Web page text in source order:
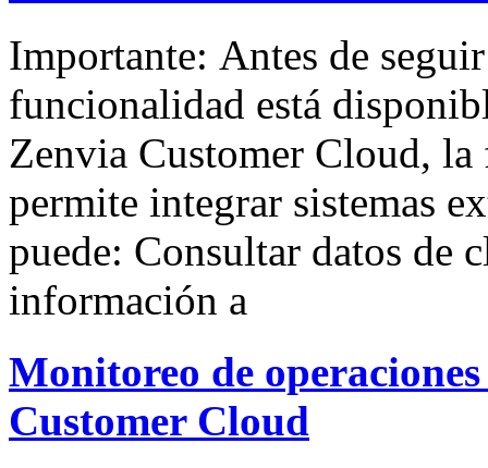
Importante: Antes de
funcionalidad está
Zenvia Customer Cloud,
permite integrar sistemas
puede: Consultar datos de
información a
Monitoreo de
Customer Cloud